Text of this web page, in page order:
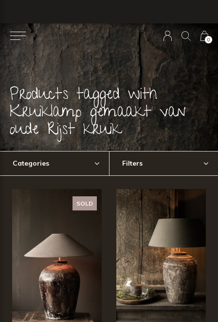
0
Products tagged with
Kruiklamp gemaakt van
oude Rijst kruik
Categories Filters
SOLD